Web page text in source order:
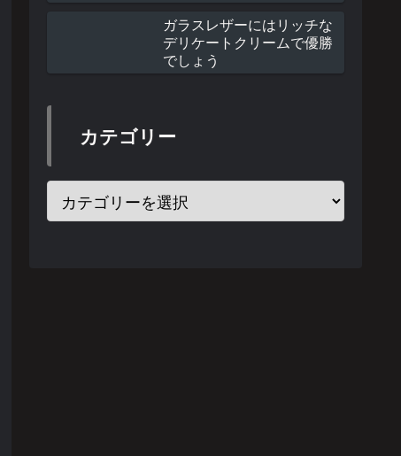
ガラスレザーにはリッチな
デリケートクリームで優勝
でしょう
カテゴリー